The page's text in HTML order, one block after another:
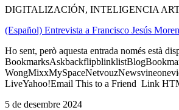
DIGITALIZACIÓN, INTELIGENCIA
(Español) Entrevista a Francisco Jesús
Ho sent, però aquesta entrada només està
LiveYahoo!Email This to a Friend Link
5 de desembre 2024